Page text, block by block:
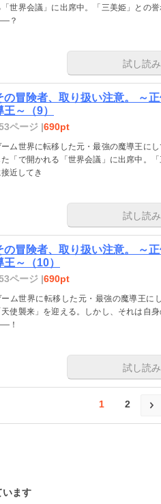
「世界会議」に出席中。「三美姫」との
？
試し読み
の冒険者、取り扱い注意。 ～
王～（9）
ページ |690pt
ーム世界に転移した元・最強の魔導王に
た「で開かれる「世界会議」に出席中。
接近してき
試し読み
の冒険者、取り扱い注意。 ～
王～（10）
ページ |690pt
ーム世界に転移した元・最強の魔導王に
天使襲来」を迎える。しかし、それは自
！
試し読み
1 2
います